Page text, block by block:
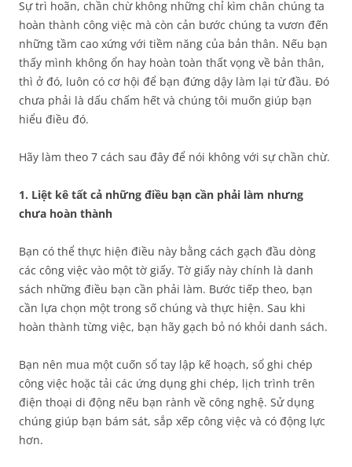
Sự trì hoãn, chần chừ không những chỉ kìm chân chúng ta
hoàn thành công việc mà còn cản bước chúng ta vươn đến
những tầm cao xứng với tiềm năng của bản thân. Nếu bạn
thấy mình không ổn hay hoàn toàn thất vọng về bản thân,
thì ở đó, luôn có cơ hội để bạn đứng dậy làm lại từ đầu. Đó
chưa phải là dấu chấm hết và chúng tôi muốn giúp bạn
hiểu điều đó.
Hãy làm theo 7 cách sau đây để nói không với sự chần chừ.
1. Liệt kê tất cả những điều bạn cần phải làm nhưng
chưa hoàn thành
Bạn có thể thực hiện điều này bằng cách gạch đầu dòng
các công việc vào một tờ giấy. Tờ giấy này chính là danh
sách những điều bạn cần phải làm. Bước tiếp theo, bạn
cần lựa chọn một trong số chúng và thực hiện. Sau khi
hoàn thành từng việc, bạn hãy gạch bỏ nó khỏi danh sách.
Bạn nên mua một cuốn sổ tay lập kế hoạch, sổ ghi chép
công việc hoặc tải các ứng dụng ghi chép, lịch trình trên
điện thoại di động nếu bạn rành về công nghệ. Sử dụng
chúng giúp bạn bám sát, sắp xếp công việc và có động lực
hơn.